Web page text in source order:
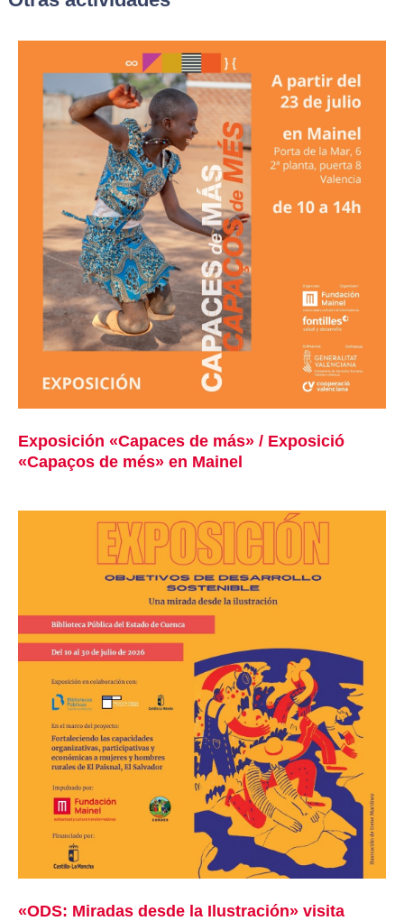
Exposición «Capaces de más» / Exposició
«Capaços de més» en Mainel
«ODS: Miradas desde la Ilustración» visita